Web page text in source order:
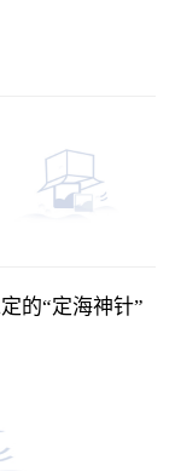
的“定海神针”